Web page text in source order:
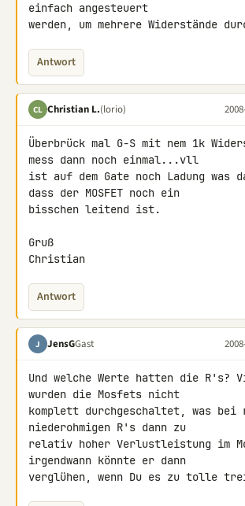
einfach angesteuert
werden, um mehrere Widerstände
Antwort
CL Christian L.(lorio)
Überbrück mal G-S mit nem 1k
mess dann noch einmal...vll
ist auf dem Gate noch Ladung was
dass der MOSFET noch ein
bisschen leitend ist.
Gruß
Christian
Antwort
J JensGGast
Und welche Werte hatten die R's?
wurden die Mosfets nicht
komplett durchgeschaltet, was
niederohmigen R's dann zu
relativ hoher Verlustleistung im
irgendwann könnte er dann
verglühen, wenn Du es zu tolle